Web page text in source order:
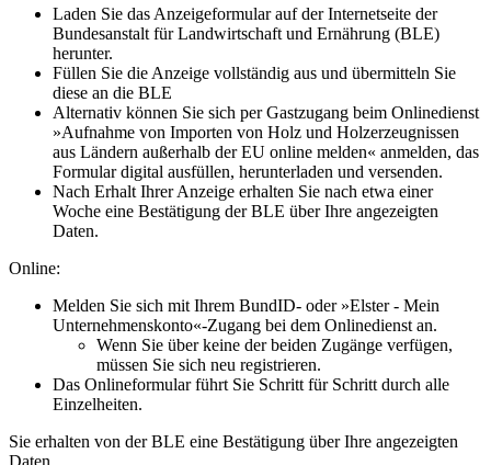
Laden Sie das Anzeigeformular auf der Internetseite der
Bundesanstalt für Landwirtschaft und Ernährung (BLE)
herunter.
Füllen Sie die Anzeige vollständig aus und übermitteln Sie
diese an die BLE
Alternativ können Sie sich per Gastzugang beim Onlinedienst
»Aufnahme von Importen von Holz und Holzerzeugnissen
aus Ländern außerhalb der EU online melden« anmelden, das
Formular digital ausfüllen, herunterladen und versenden.
Nach Erhalt Ihrer Anzeige erhalten Sie nach etwa einer
Woche eine Bestätigung der BLE über Ihre angezeigten
Daten.
Online:
Melden Sie sich mit Ihrem BundID- oder »Elster - Mein
Unternehmenskonto«-Zugang bei dem Onlinedienst an.
Wenn Sie über keine der beiden Zugänge verfügen,
müssen Sie sich neu registrieren.
Das Onlineformular führt Sie Schritt für Schritt durch alle
Einzelheiten.
Sie erhalten von der BLE eine Bestätigung über Ihre angezeigten